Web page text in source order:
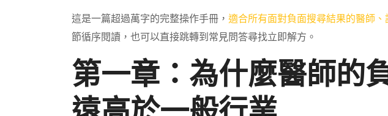
這是一篇超過萬字的完整操作手冊， 適合所有面對負面搜尋結果的醫師
節循序閱讀，也可以直接跳轉到常見問答尋找立即解方。
第一章：為什麼醫師的